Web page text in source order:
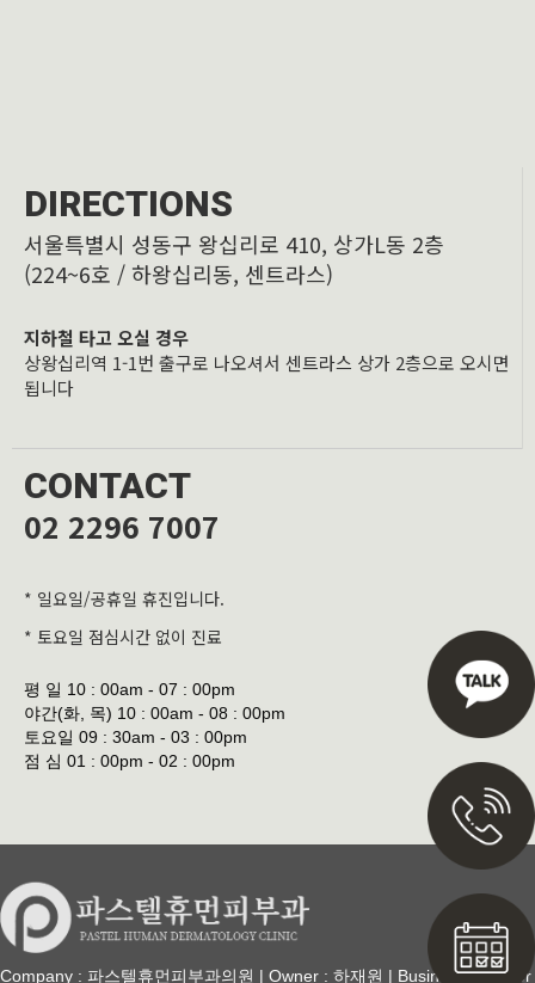
DIRECTIONS
서울특별시 성동구 왕십리로 410, 상가L동 2층
(224~6호 / 하왕십리동, 센트라스)
지하철 타고 오실 경우
상왕십리역 1-1번 출구로 나오셔서 센트라스 상가 2층으로 오시면
됩니다
CONTACT
02 2296 7007
* 일요일/공휴일 휴진입니다.
* 토요일 점심시간 없이 진료
평 일 10 : 00am - 07 : 00pm
야간(화, 목) 10 : 00am - 08 : 00pm
토요일 09 : 30am - 03 : 00pm
점 심 01 : 00pm - 02 : 00pm
Company : 파스텔휴먼피부과의원 | Owner : 하재원 | Business Number